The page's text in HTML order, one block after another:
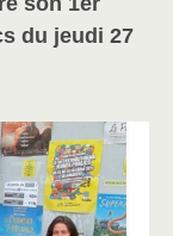
du jeudi 27